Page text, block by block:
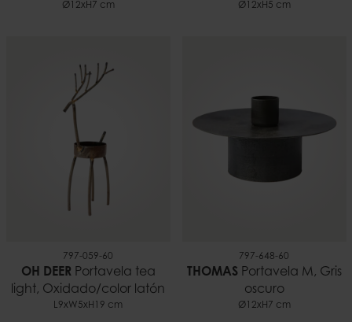
Ø12xH7 cm Ø12xH5 cm
797-059-60
OH DEERPortavela tea
light, Oxidado/color latón
L9xW5xH19 cm
797-648-60
THOMASPortavela M, Gris
oscuro
Ø12xH7 cm